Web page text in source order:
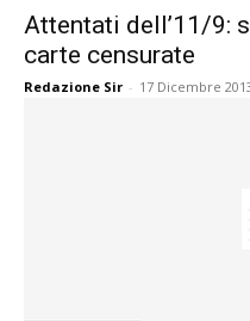
Attentati dell’11/9:
carte censurate
Redazione Sir - 17 Dicembre